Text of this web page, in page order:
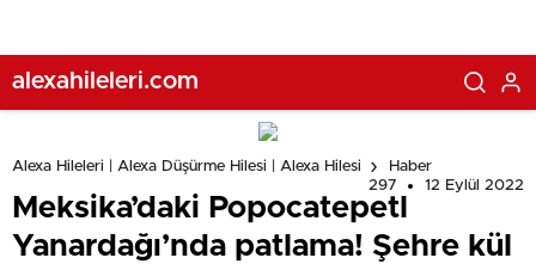
alexahileleri.com
Alexa Hileleri | Alexa Düşürme Hilesi | Alexa Hilesi
Haber
297
12 Eylül 2022
Meksika’daki Popocatepetl
Yanardağı’nda patlama! Şehre kül